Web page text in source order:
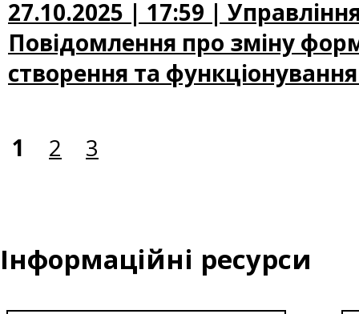
27.10.2025 | 17:59 |
Повідомлення про зміну
створення та
1 2 3
Інформаційні ресурси